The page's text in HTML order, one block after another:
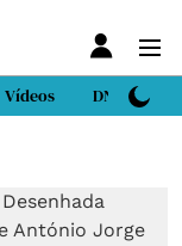
Vídeos DN Sport